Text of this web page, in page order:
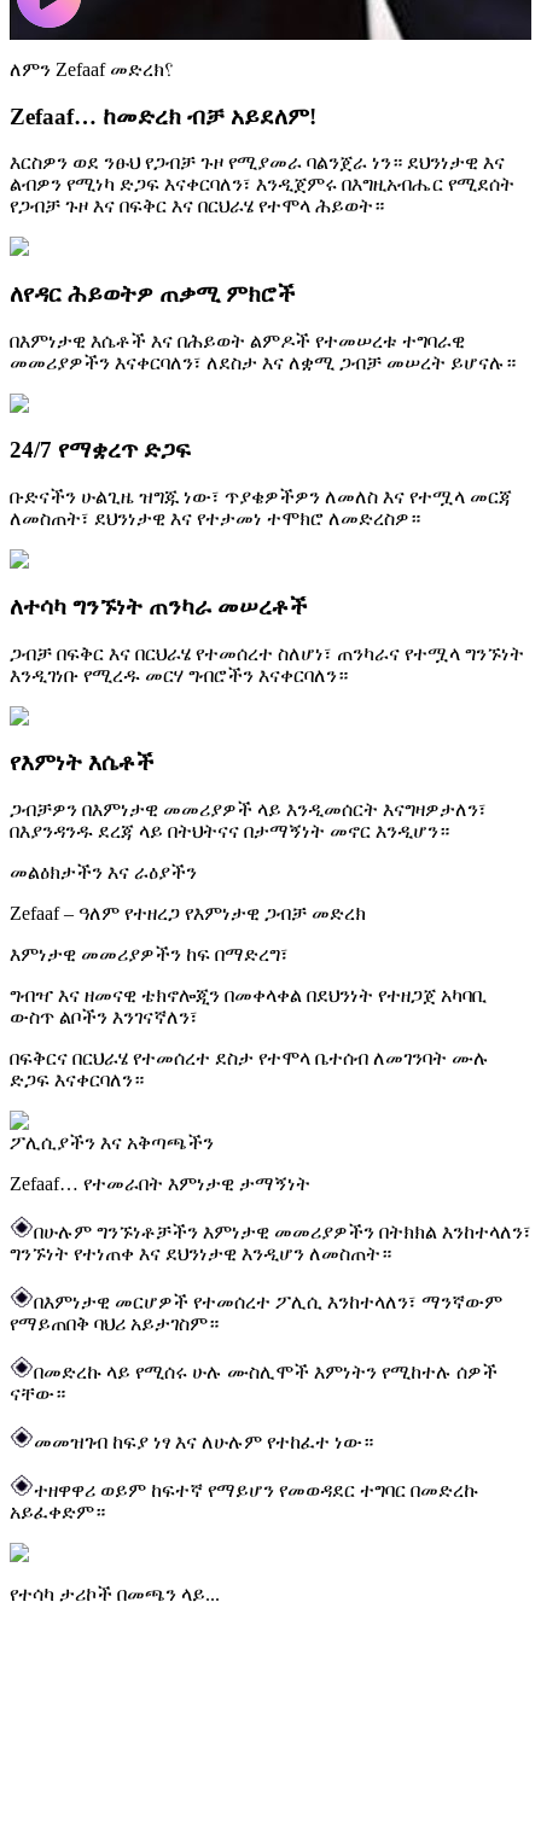
ለምን Zefaaf መድረክ؟
Zefaaf… ከመድረክ ብቻ አይደለም!
እርስዎን ወደ ንፁህ የጋብቻ ጉዞ የሚያመራ ባልንጀራ ነን። ደህንነታዊ እና
ልብዎን የሚነካ ድጋፍ እናቀርባለን፣ እንዲጀምሩ በእግዚአብሔር የሚደሰት
የጋብቻ ጉዞ እና በፍቅር እና በርህራሄ የተሞላ ሕይወት።
ለየዳር ሕይወትዎ ጠቃሚ ምክሮች
በእምነታዊ እሴቶች እና በሕይወት ልምዶች የተመሠረቱ ተግባራዊ
መመሪያዎችን እናቀርባለን፣ ለደስታ እና ለቋሚ ጋብቻ መሠረት ይሆናሉ።
24/7 የማቋረጥ ድጋፍ
ቡድናችን ሁልጊዜ ዝግጁ ነው፣ ጥያቄዎችዎን ለመለስ እና የተሟላ መርጃ
ለመስጠት፣ ደህንነታዊ እና የተታመነ ተሞክሮ ለመድረስዎ።
ለተሳካ ግንኙነት ጠንካራ መሠረቶች
ጋብቻ በፍቅር እና በርህራሄ የተመሰረተ ስለሆነ፣ ጠንካራና የተሟላ ግንኙነት
እንዲገነቡ የሚረዱ መርሃ ግብሮችን እናቀርባለን።
የእምነት እሴቶች
ጋብቻዎን በእምነታዊ መመሪያዎች ላይ እንዲመሰርት እናግዛዎታለን፣
በእያንዳንዱ ደረጃ ላይ በትህትናና በታማኝነት መኖር እንዲሆን።
መልዕክታችን እና ራዕያችን
Zefaaf – ዓለም የተዘረጋ የእምነታዊ ጋብቻ መድረክ
እምነታዊ መመሪያዎችን ከፍ በማድረግ፣
ግብዣ እና ዘመናዊ ቴክኖሎጂን በመቀላቀል በደህንነት የተዘጋጀ አካባቢ
ውስጥ ልቦችን እንገናኛለን፣
በፍቅርና በርህራሄ የተመሰረተ ደስታ የተሞላ ቤተሰብ ለመገንባት ሙሉ
ድጋፍ እናቀርባለን።
ፖሊሲያችን እና አቅጣጫችን
Zefaaf… የተመራበት እምነታዊ ታማኝነት
በሁሉም ግንኙነቶቻችን እምነታዊ መመሪያዎችን በትክክል እንከተላለን፣
ግንኙነት የተነጠቀ እና ደህንነታዊ እንዲሆን ለመስጠት።
በእምነታዊ መርሆዎች የተመሰረተ ፖሊሲ እንከተላለን፣ ማንኛውም
የማይጠበቅ ባህሪ አይታገስም።
በመድረኩ ላይ የሚሰሩ ሁሉ ሙስሊሞች እምነትን የሚከተሉ ሰዎች
ናቸው።
መመዝገብ ከፍያ ነፃ እና ለሁሉም የተከፈተ ነው።
ተዘዋዋሪ ወይም ከፍተኛ የማይሆን የመወዳደር ተግባር በመድረኩ
አይፈቀድም።
የተሳካ ታሪኮች በመጫን ላይ...